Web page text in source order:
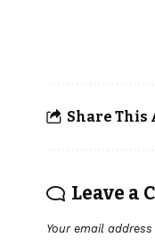
Share This
Leave a
Your email